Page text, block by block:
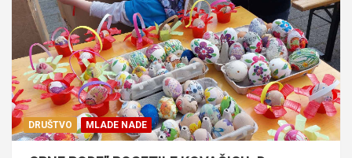
DRUŠTVO MLADE NADE